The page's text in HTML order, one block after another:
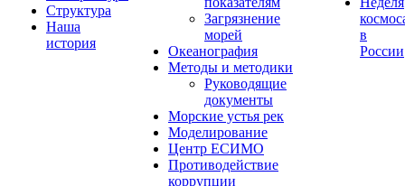
Структура
Наша
история
Загрязнение
морей
Океанография
Методы и методики
Руководящие
документы
Морские устья рек
Моделирование
Центр ЕСИМО
Противодействие
коррупции
в
России